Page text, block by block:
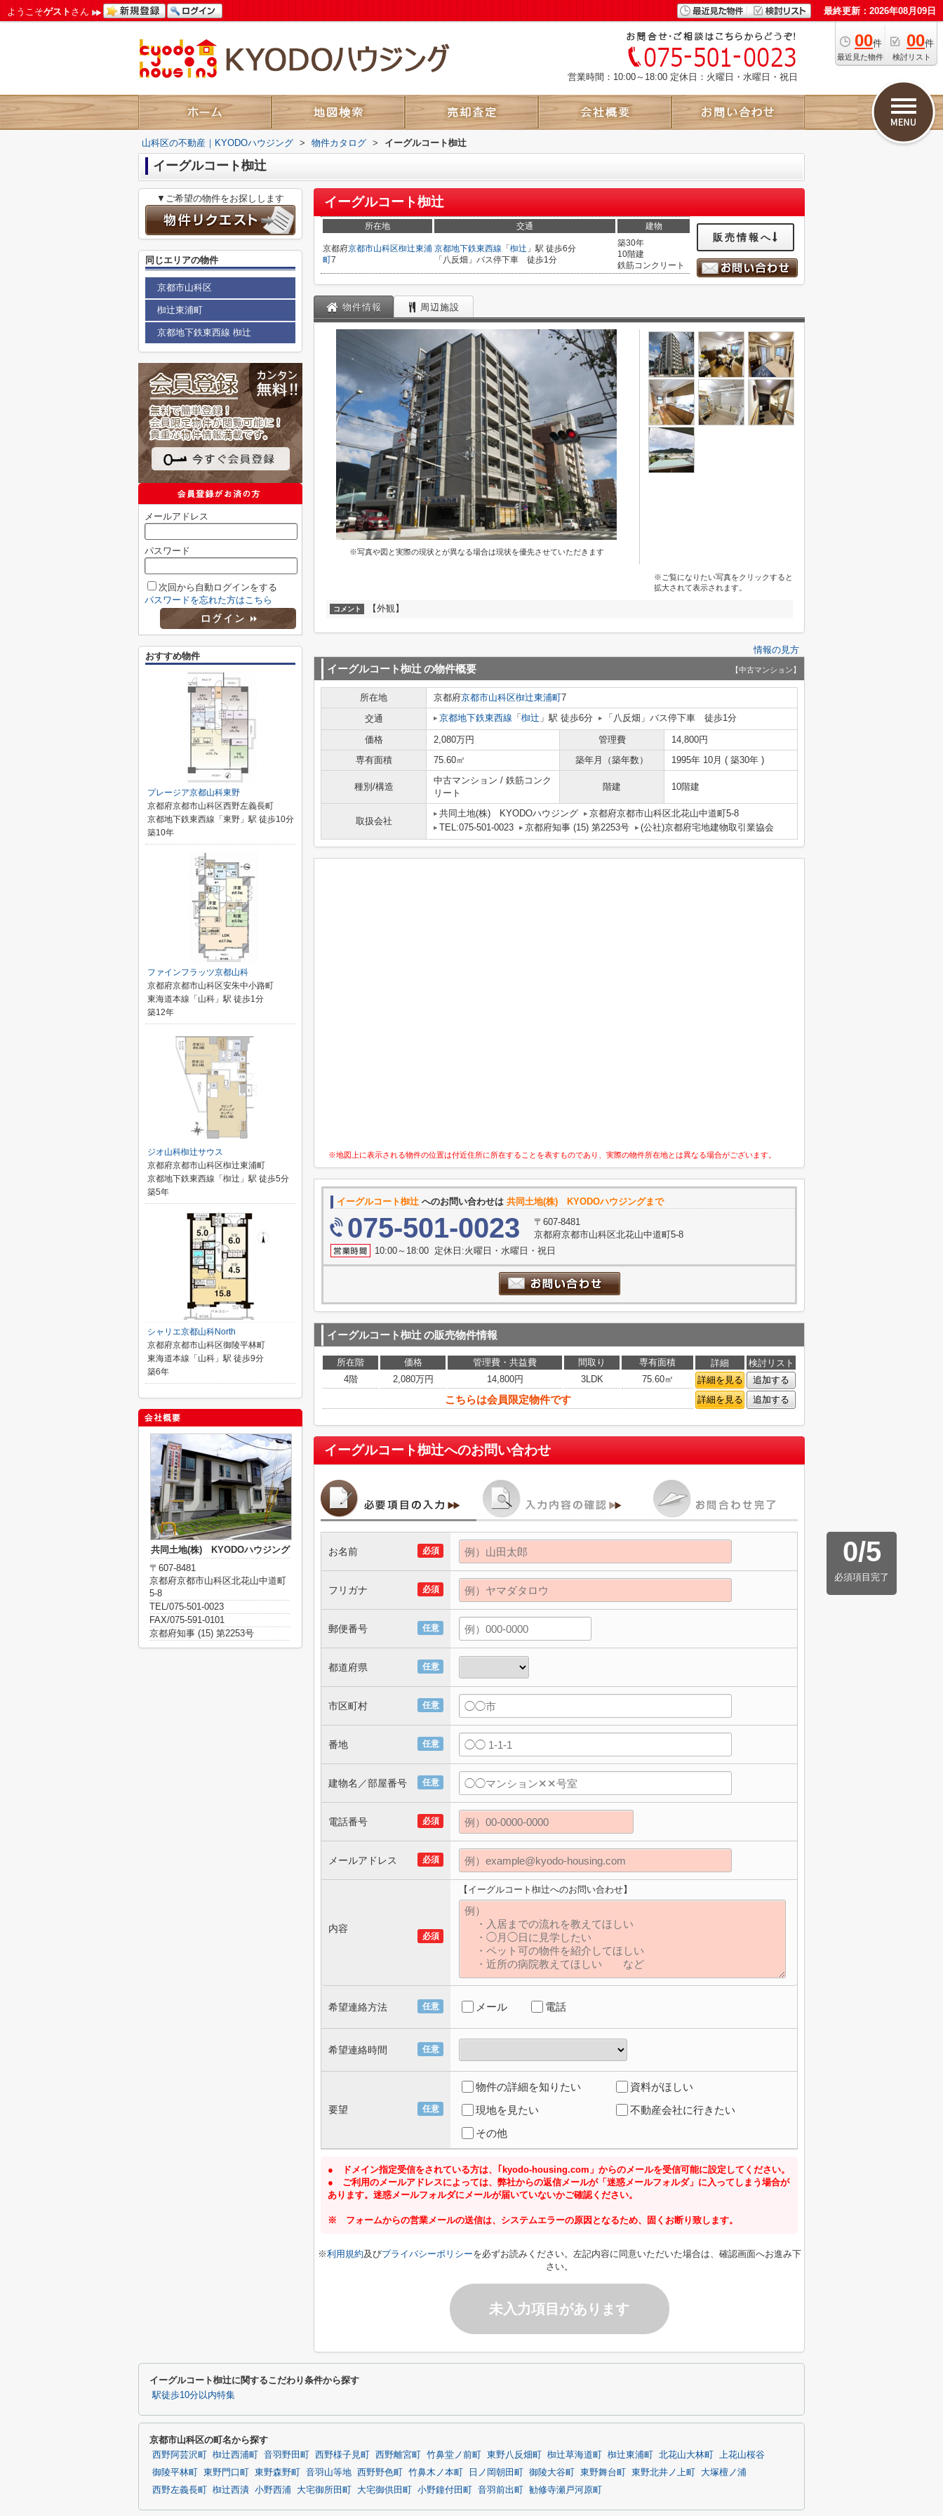
ようこそゲストさん 最終更新：2026年08月09日
00件
最近見た物件
00件
検討リスト
営業時間：10:00～18:00 定休日：火曜日・水曜日・祝日
山科区の不動産｜KYODOハウジング > 物件カタログ > イーグルコート椥辻
イーグルコート椥辻
イーグルコート椥辻
所在地 交通 建物
京都府京都市山科区椥辻東浦
町7
京都地下鉄東西線 「 椥辻 」駅 徒歩6分
「八反畑」バス停下車 徒歩1分
築30年
10階建
鉄筋コンクリート
販売情報へ
物件情報 周辺施設
※写真や図と実際の現状とが異なる場合は現状を優先させていただきます
※ご覧になりたい写真をクリックすると
拡大されて表示されます。
コメント 【外観】
情報の見方
イーグルコート椥辻の物件概要 【中古マンション】
所在地 京都府京都市山科区椥辻東浦町7
交通
京都地下鉄東西線 「 椥辻 」駅 徒歩6分 「八反畑」バス停下車 徒歩1分
価格 2,080万円 管理費
14,800円
専有面積
75.60㎡ 築年月（築年数） 1995年 10月 ( 築30年 )
種別/構造
中古マンション / 鉄筋コンク
リート
階建 10階建
取扱会社
共同土地(株) KYODOハウジング
京都府京都市山科区北花山中道町5-8
TEL:075-501-0023
京都府知事 (15) 第2253号 (公社)京都府宅地建物取引業協会
※地図上に表示される物件の位置は付近住所に所在することを表すものであり、実際の物件所在地とは異なる場合がございます。
イーグルコート椥辻 へのお問い合わせは 共同土地(株) KYODOハウジングまで
075-501-0023
〒607-8481
京都府京都市山科区北花山中道町5-8
10:00～18:00 定休日:火曜日・水曜日・祝日
イーグルコート椥辻の販売物件情報
所在階 価格 管理費・共益費 間取り 専有面積 詳細
検討リスト
4階
2,080万円 14,800円 3LDK 75.60㎡ 詳細を見る 追加する
こちらは会員限定物件です 詳細を見る 追加する
イーグルコート椥辻へのお問い合わせ
0/5
必須項目完了
必須
お名前
必須
フリガナ
任意
郵便番号
任意
都道府県
任意
市区町村
任意
番地
任意
建物名／部屋番号
必須
電話番号
必須
メールアドレス
必須
内容
【イーグルコート椥辻へのお問い合わせ】
任意
希望連絡方法 メール 電話
任意
希望連絡時間
任意
要望
物件の詳細を知りたい
資料がほしい
現地を見たい
不動産会社に行きたい
その他
● ドメイン指定受信をされている方は、｢kyodo-housing.com」からのメールを受信可能に設定してください。
● ご利用のメールアドレスによっては、弊社からの返信メールが「迷惑メールフォルダ」に入ってしまう場合が
あります。迷惑メールフォルダにメールが届いていないかご確認ください。
※ フォームからの営業メールの送信は、システムエラーの原因となるため、固くお断り致します。
※利用規約及びプライバシーポリシーを必ずお読みください。左記内容に同意いただいた場合は、確認画面へお進み下
さい。
未入力項目があります
▼ご希望の物件をお探しします
同じエリアの物件
京都市山科区
椥辻東浦町
京都地下鉄東西線 椥辻
メールアドレス
パスワード
次回から自動ログインをする
パスワードを忘れた方はこちら
おすすめ物件
プレージア京都山科東野
京都府京都市山科区西野左義長町
京都地下鉄東西線「東野」駅 徒歩10分
築10年
ファインフラッツ京都山科
京都府京都市山科区安朱中小路町
東海道本線「山科」駅 徒歩1分
築12年
ジオ山科椥辻サウス
京都府京都市山科区椥辻東浦町
京都地下鉄東西線「椥辻」駅 徒歩5分
築5年
シャリエ京都山科North
京都府京都市山科区御陵平林町
東海道本線「山科」駅 徒歩9分
築6年
共同土地(株) KYODOハウジング
〒607-8481
京都府京都市山科区北花山中道町
5-8
TEL/075-501-0023
FAX/075-591-0101
京都府知事 (15) 第2253号
イーグルコート椥辻に関するこだわり条件から探す
駅徒歩10分以内特集
京都市山科区の町名から探す
西野阿芸沢町 椥辻西浦町 音羽野田町 西野様子見町 西野離宮町 竹鼻堂ノ前町 東野八反畑町 椥辻草海道町 椥辻東浦町 北花山大林町
上花山桜谷
御陵平林町
東野門口町 東野森野町 音羽山等地 西野野色町 竹鼻木ノ本町 日ノ岡朝田町 御陵大谷町 東野舞台町 東野北井ノ上町
大塚檀ノ浦
西野左義長町
椥辻西潰 小野西浦 大宅御所田町 大宅御供田町 小野鐘付田町 音羽前出町 勧修寺瀬戸河原町